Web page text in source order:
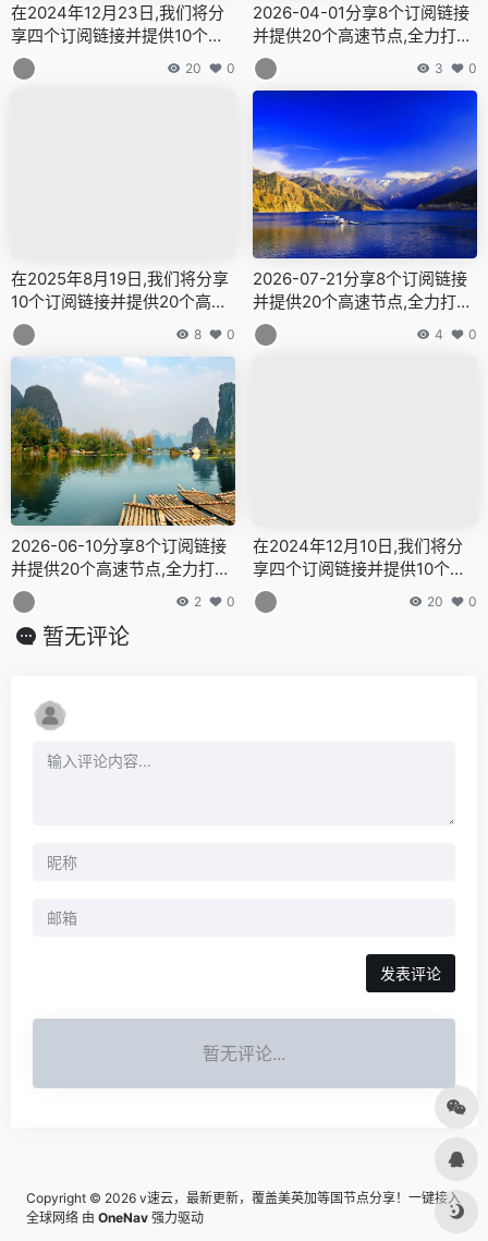
在2024年12月23日,我们将分
享四个订阅链接并提供10个高
速节点,全力打造免费的网络穿
越门户,v2ray,clash机场,科学
20 0
2026-04-01分享8个订阅链接
并提供20个高速节点,全力打造
免费的网络穿越门户,v2ray,cla
sh机场,科学上网翻墙白嫖节点,
免费梯子,白嫖梯子,免费代理,
永久免费代理
3 0
在2025年8月19日,我们将分享
10个订阅链接并提供20个高速
节点,全力打造免费的网络穿越
门户,v2ray,clash机场,科学上
网翻墙白嫖节点,免费梯子,白嫖
梯子,免费代理,永久免费代理
8 0
2026-07-21分享8个订阅链接
并提供20个高速节点,全力打造
免费的网络穿越门户,v2ray,cla
sh机场,科学上网翻墙白嫖节点,
4 0
2026-06-10分享8个订阅链接
并提供20个高速节点,全力打造
免费的网络穿越门户,v2ray,cla
sh机场,科学上网翻墙白嫖节点,
免费梯子,白嫖梯子,免费代理,
2 0
在2024年12月10日,我们将分
享四个订阅链接并提供10个高
速节点,全力打造免费的网络穿
越门户,v2ray,clash机场,科学
20 0
暂无评论
发表评论
暂无评论...
Copyright © 2026 v速云，最新更新，覆盖美英加等国节点分享！一键接入
全球网络 由 OneNav 强力驱动